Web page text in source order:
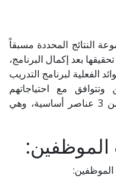
النتائج المحددة مسبقاً
بعد إكمال البرنامج،
الفعلية لبرنامج التدريب
مع احتياجاتهم
وطموحاتهم، ويتألف الهدف المحدد من 3 عناصر أساسية، وهي
الموظفين: